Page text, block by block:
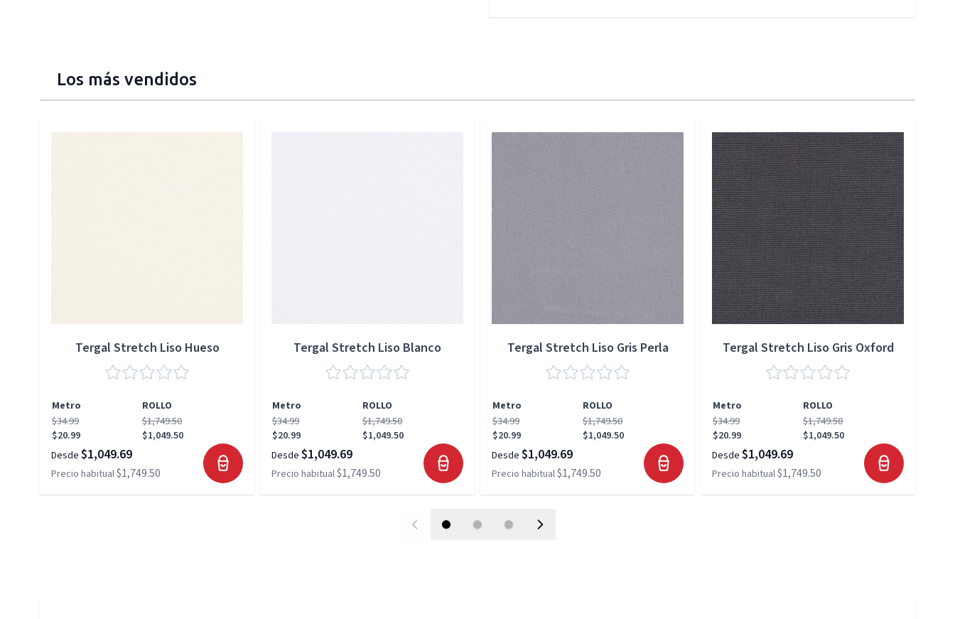
Los más vendidos
Tergal Stretch Liso Hueso
Metro
ROLLO
$34.99
$20.99
$1,749.50
$1,049.50
Desde $1,049.69
Precio habitual$1,749.50
Tergal Stretch Liso Blanco
Metro
ROLLO
$34.99
$20.99
$1,749.50
$1,049.50
Desde $1,049.69
Precio habitual$1,749.50
Tergal Stretch Liso Gris Perla
Metro
ROLLO
$34.99
$20.99
$1,749.50
$1,049.50
Desde $1,049.69
Precio habitual$1,749.50
Tergal Stretch Liso Gris Oxford
Metro
ROLLO
$34.99
$20.99
$1,749.50
$1,049.50
Desde $1,049.69
Precio habitual$1,749.50